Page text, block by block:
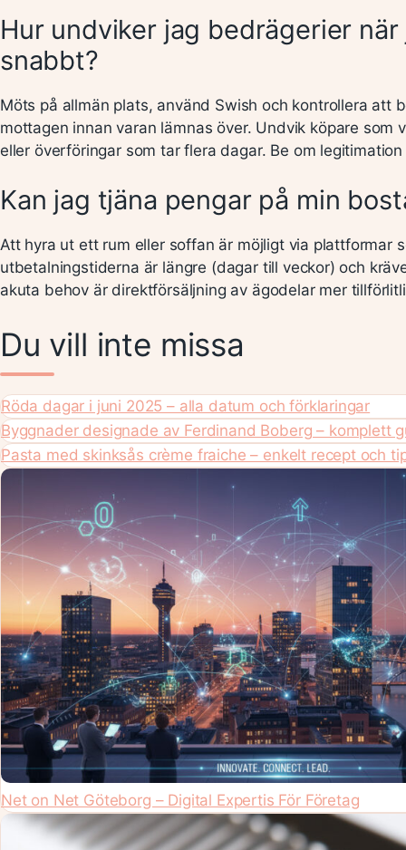
Hur undviker jag bedrägerier när
snabbt?
Möts på allmän plats, använd Swish och kontrollera att
mottagen innan varan lämnas över. Undvik köpare som
eller överföringar som tar flera dagar. Be om
Kan jag tjäna pengar på min
Att hyra ut ett rum eller soffan är möjligt via plattformar
utbetalningstiderna är längre (dagar till veckor) och
akuta behov är direktförsäljning av ägodelar mer
Du vill inte missa
Röda dagar i juni 2025 – alla datum och förklaringar
Byggnader designade av Ferdinand Boberg – komplett
Pasta med skinksås crème fraiche – enkelt recept och
Net on Net Göteborg – Digital Expertis För Företag